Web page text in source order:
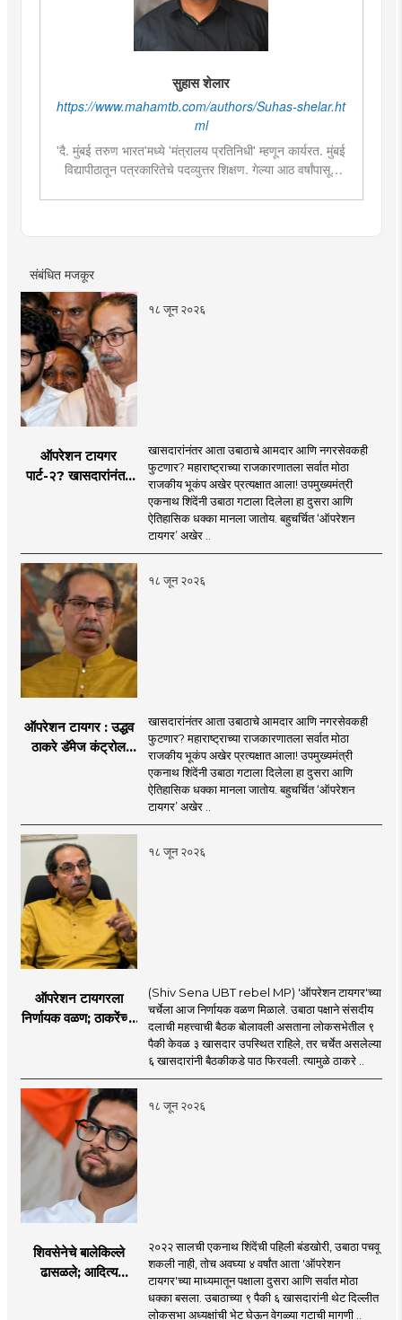
सुहास शेलार
https://www.mahamtb.com/authors/Suhas-shelar.ht
ml
'दै. मुंबई तरुण भारत'मध्ये 'मंत्रालय प्रतिनिधी' म्हणून कार्यरत. मुंबई
विद्यापीठातून पत्रकारितेचे पदव्युत्तर शिक्षण. गेल्या आठ वर्षांपासून
त्यासंबंधीच्या वृत्तांकनामध्ये विशेष रस. २०१४, २०१९ आणि २०२४
संबंधित मजकूर
१८ जून २०२६
ऑपरेशन टायगर
पार्ट-२? खासदारांनंतर
खासदारांनंतर आता उबाठाचे आमदार आणि नगरसेवकही
फुटणार? महाराष्ट्राच्या राजकारणातला सर्वात मोठा
राजकीय भूकंप अखेर प्रत्यक्षात आला! उपमुख्यमंत्री
एकनाथ शिंदेंनी उबाठा गटाला दिलेला हा दुसरा आणि
ऐतिहासिक धक्का मानला जातोय. बहुचर्चित ‘ऑपरेशन
टायगर’ अखेर ..
१८ जून २०२६
ऑपरेशन टायगर : उद्धव
ठाकरे डॅमेज कंट्रोल
शिंदेंकडे जाण्याच्या चर्चा
सुरू
खासदारांनंतर आता उबाठाचे आमदार आणि नगरसेवकही
फुटणार? महाराष्ट्राच्या राजकारणातला सर्वात मोठा
राजकीय भूकंप अखेर प्रत्यक्षात आला! उपमुख्यमंत्री
एकनाथ शिंदेंनी उबाठा गटाला दिलेला हा दुसरा आणि
ऐतिहासिक धक्का मानला जातोय. बहुचर्चित ‘ऑपरेशन
टायगर’ अखेर ..
१८ जून २०२६
ऑपरेशन टायगरला
निर्णायक वळण; ठाकरेंच्या
विलीन होण्याचा प्रस्ताव?
(Shiv Sena UBT rebel MP) 'ऑपरेशन टायगर'च्या
चर्चेला आज निर्णायक वळण मिळाले. उबाठा पक्षाने संसदीय
दलाची महत्त्वाची बैठक बोलावली असताना लोकसभेतील ९
पैकी केवळ ३ खासदार उपस्थित राहिले, तर चर्चेत असलेल्या
६ खासदारांनी बैठकीकडे पाठ फिरवली. त्यामुळे ठाकरे ..
१८ जून २०२६
शिवसेनेचे बालेकिल्ले
ढासळले; आदित्य
२०२२ सालची एकनाथ शिंदेंची पहिली बंडखोरी, उबाठा पचवू
शकली नाही, तोच अवघ्या ४ वर्षांत आता 'ऑपरेशन
टायगर'च्या माध्यमातून पक्षाला दुसरा आणि सर्वात मोठा
धक्का बसला. उबाठाच्या ९ पैकी ६ खासदारांनी थेट दिल्लीत
लोकसभा अध्यक्षांची भेट घेऊन वेगळ्या गटाची मागणी ..